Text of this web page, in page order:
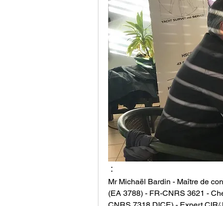
:
Mr Michaël Bardin - Maître de
(EA 3788) - FR-CNRS 3621 -